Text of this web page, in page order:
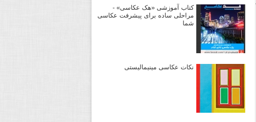
کتاب آموزشی «هک عکاسی» -
مراحلی ساده برای پیشرفت عکاسی
شما
نکات عکاسی مینیمالیستی